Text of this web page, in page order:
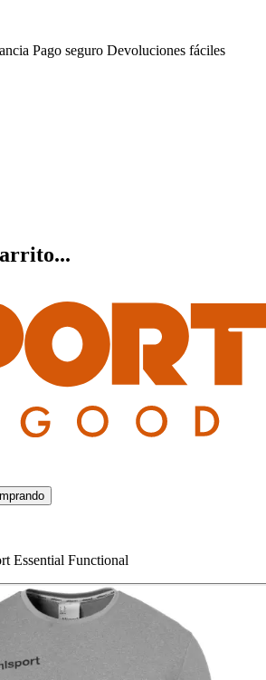
Pago seguro Devoluciones fáciles
Essential Functional